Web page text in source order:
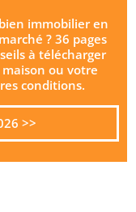
immobilier en
? 36 pages
à télécharger
ou votre
conditions.
>>